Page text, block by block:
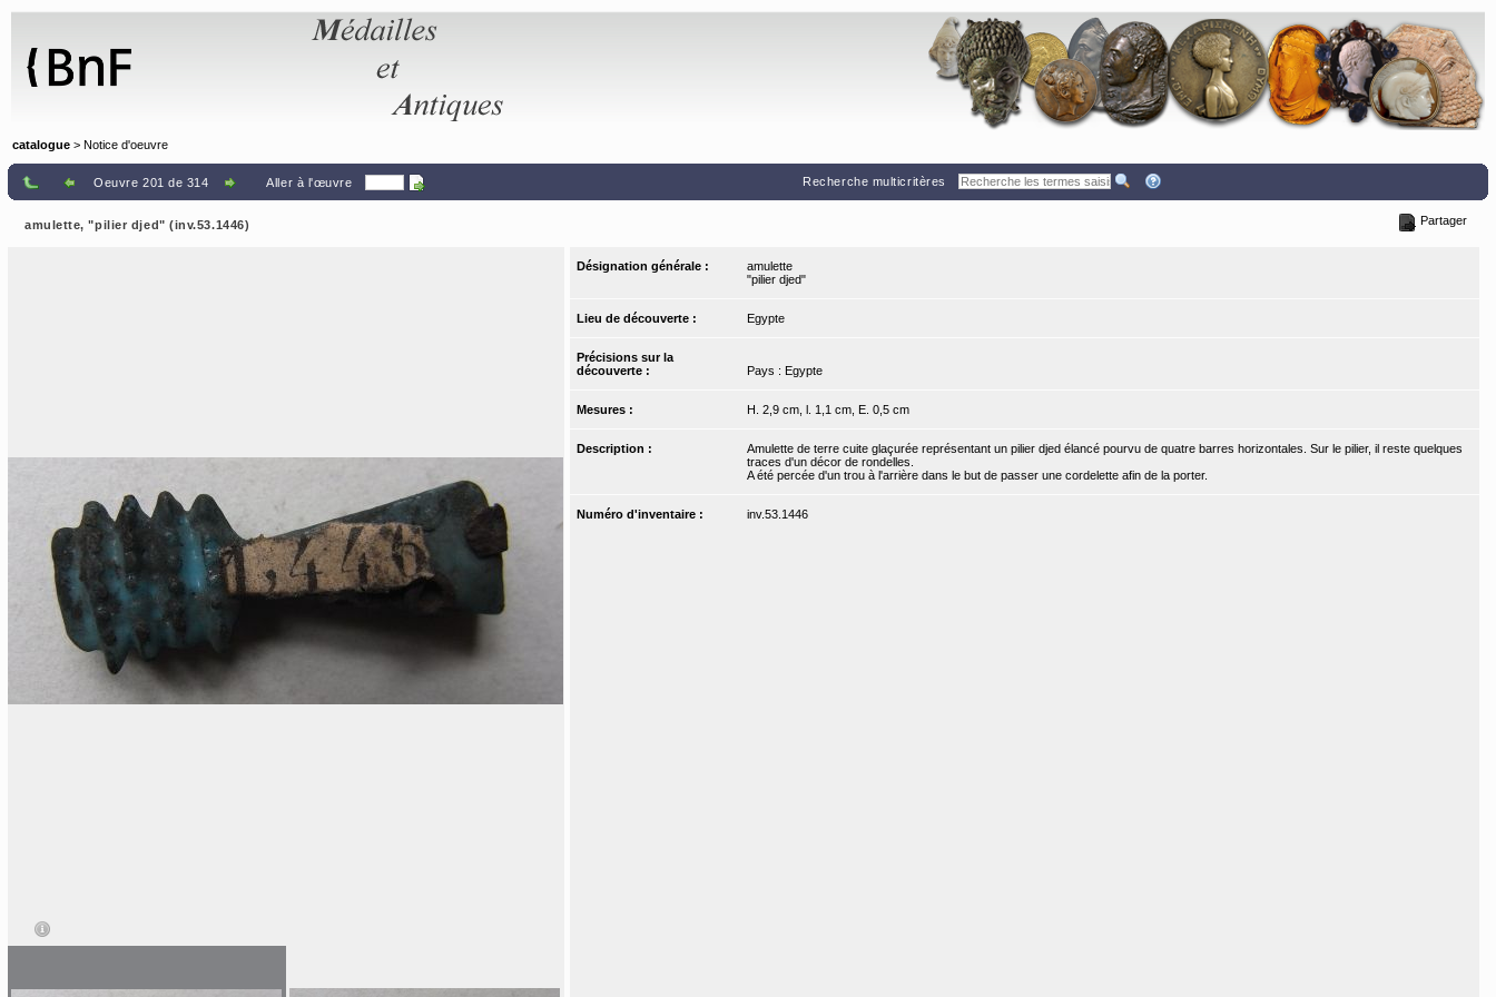
catalogue > Notice d'oeuvre
Oeuvre 201 de 314 Aller à l'œuvre Recherche multicritères
amulette, "pilier djed" (inv.53.1446) Partager
Désignation générale :
amulette
"pilier djed"
Lieu de découverte : Egypte
Précisions sur la
découverte :
Pays : Egypte
Mesures : H. 2,9 cm, l. 1,1 cm, E. 0,5 cm
Description :
Amulette de terre cuite glaçurée représentant un pilier djed élancé pourvu de quatre barres horizontales. Sur le pilier, il reste quelques
traces d'un décor de rondelles.
A été percée d'un trou à l'arrière dans le but de passer une cordelette afin de la porter.
Numéro d'inventaire : inv.53.1446